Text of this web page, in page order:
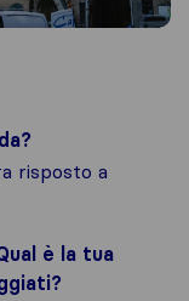
risposto a
è la tua